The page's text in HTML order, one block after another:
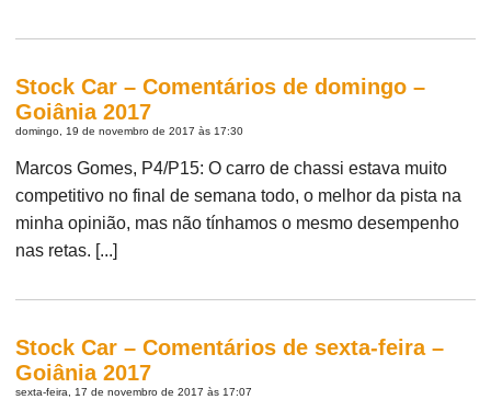
Stock Car – Comentários de domingo –
Goiânia 2017
domingo, 19 de novembro de 2017 às 17:30
Marcos Gomes, P4/P15: O carro de chassi estava muito
competitivo no final de semana todo, o melhor da pista na
minha opinião, mas não tínhamos o mesmo desempenho
nas retas. [...]
Stock Car – Comentários de sexta-feira –
Goiânia 2017
sexta-feira, 17 de novembro de 2017 às 17:07